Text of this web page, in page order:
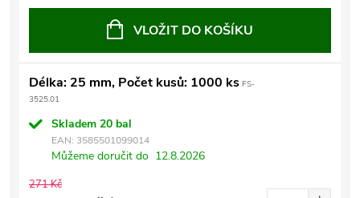
VLOŽIT DO KOŠÍKU
Délka: 25 mm, Počet kusů: 1000 ks FS-
3525.01
Skladem 20 bal
EAN: 3585501099014
Můžeme doručit do 12.8.2026
271 Kč